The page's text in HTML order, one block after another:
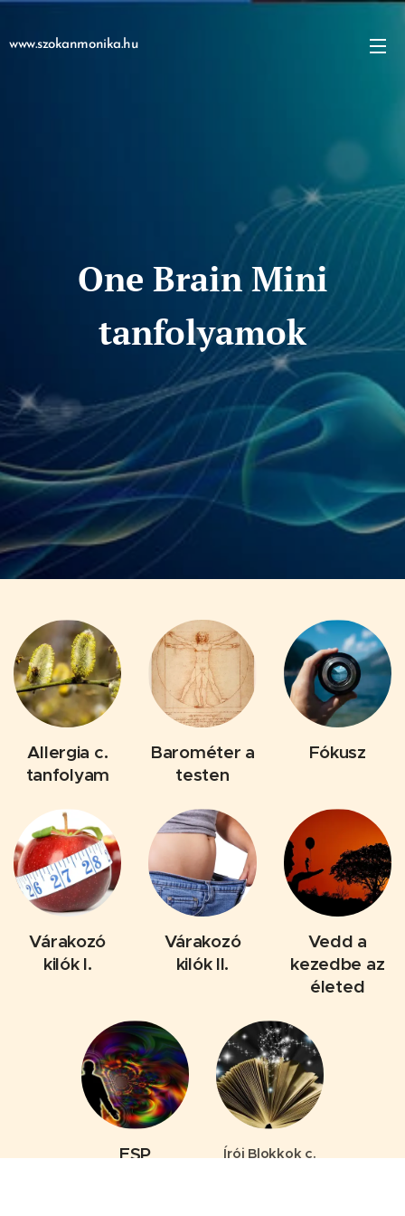
www.szokanmonika.hu
One Brain Mini
tanfolyamok
Allergia c.
tanfolyam
Barométer a
testen
Fókusz
Várakozó
kilók I.
Várakozó
kilók II.
Vedd a
kezedbe az
életed
ESP
Írói Blokkok c.